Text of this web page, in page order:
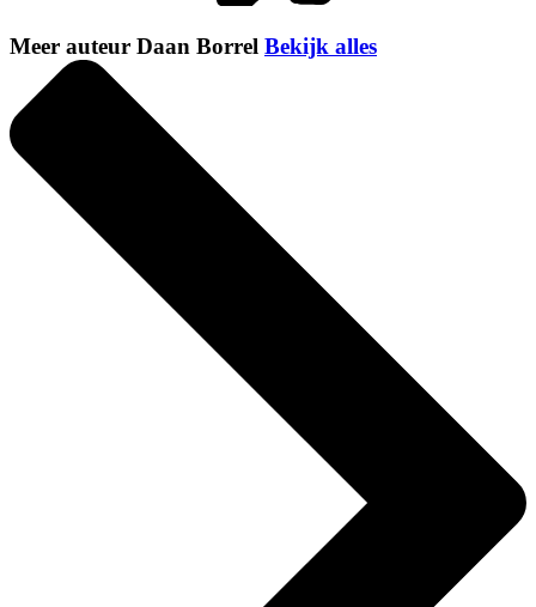
Meer auteur Daan Borrel Bekijk alles